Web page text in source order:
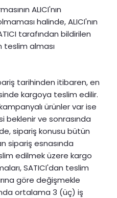
ALICI'nın
halinde, ALICI'nın
tarafından bildirilen
teslim alması
tarihinden itibaren, en
kargoya teslim edilir.
ürünler var ise
beklenir ve sonrasında
sipariş konusu bütün
sipariş esnasında
edilmek üzere kargo
SATICI'dan teslim
göre değişmekle
ortalama 3 (üç) iş